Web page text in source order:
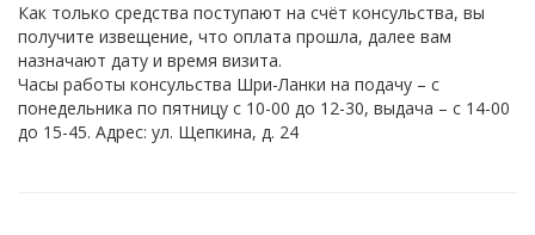
Как только средства поступают на счёт консульства, вы
получите извещение, что оплата прошла, далее вам
назначают дату и время визита.
Часы работы консульства Шри-Ланки на подачу – с
понедельника по пятницу с 10-00 до 12-30, выдача – с 14-00
до 15-45. Адрес: ул. Щепкина, д. 24